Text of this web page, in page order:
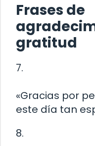
Frases de
gratitud
7.
«Gracias por
este día tan
8.